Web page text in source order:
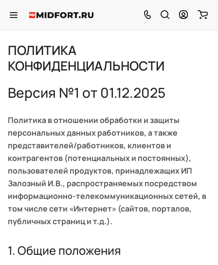
ПОЛИТИКА
КОНФИДЕНЦИАЛЬНОСТИ
Версия №1 от 01.12.2025
Политика в отношении обработки и защиты
персональных данных работников, а также
представителей/работников, клиентов и
контрагентов (потенциальных и постоянных),
пользователей продуктов, принадлежащих ИП
Залозный И.В., распространяемых посредством
информационно-телекоммуникационных сетей, в
том числе сети «Интернет» (сайтов, порталов,
публичных страниц и т.д.).
1. Общие положения